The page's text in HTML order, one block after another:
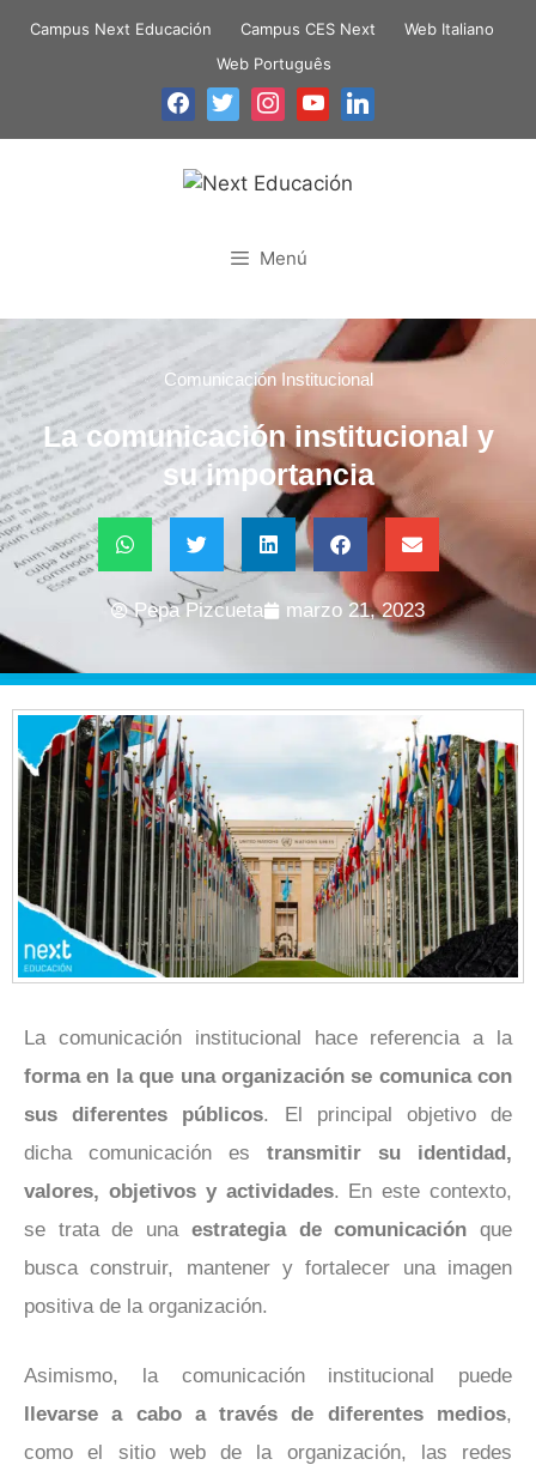
Campus Next Educación Campus CES Next
Web Italiano
Web Português
Menú
Comunicación Institucional
La comunicación institucional y
su importancia
Pepa Pizcueta marzo 21, 2023
La comunicación institucional hace referencia a la
forma en la que una organización se comunica con
sus diferentes públicos. El principal objetivo de
dicha comunicación es transmitir su identidad,
valores, objetivos y actividades. En este contexto,
se trata de una estrategia de comunicación que
busca construir, mantener y fortalecer una imagen
positiva de la organización.
Asimismo, la comunicación institucional puede
llevarse a cabo a través de diferentes medios,
como el sitio web de la organización, las redes